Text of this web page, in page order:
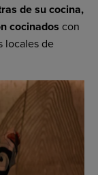
de su cocina,
cocinados con
locales de